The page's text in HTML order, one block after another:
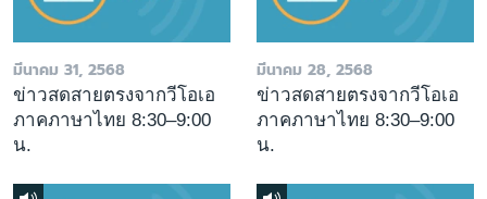
มีนาคม 31, 2568
ข่าวสดสายตรงจากวีโอเอ
ภาคภาษาไทย 8:30–9:00
น.
มีนาคม 28, 2568
ข่าวสดสายตรงจากวีโอเอ
ภาคภาษาไทย 8:30–9:00
น.